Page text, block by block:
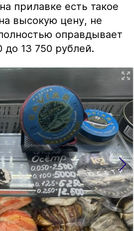
прилавке есть такое
высокую цену, не
оправдывает
до 13 750 рублей.